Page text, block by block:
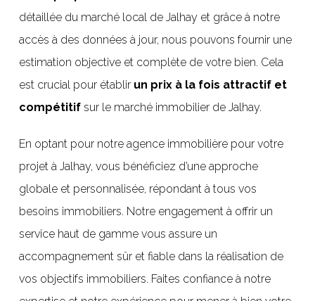
détaillée du marché local de Jalhay et grâce à notre
accès à des données à jour, nous pouvons fournir une
estimation objective et complète de votre bien. Cela
est crucial pour établir un prix à la fois attractif et
compétitifsur le marché immobilier de Jalhay.
En optant pour notre agence immobilière pour votre
projet à Jalhay, vous bénéficiez d’une approche
globale et personnalisée, répondant à tous vos
besoins immobiliers. Notre engagement à offrir un
service haut de gamme vous assure un
accompagnement sûr et fiable dans la réalisation de
vos objectifs immobiliers. Faites confiance à notre